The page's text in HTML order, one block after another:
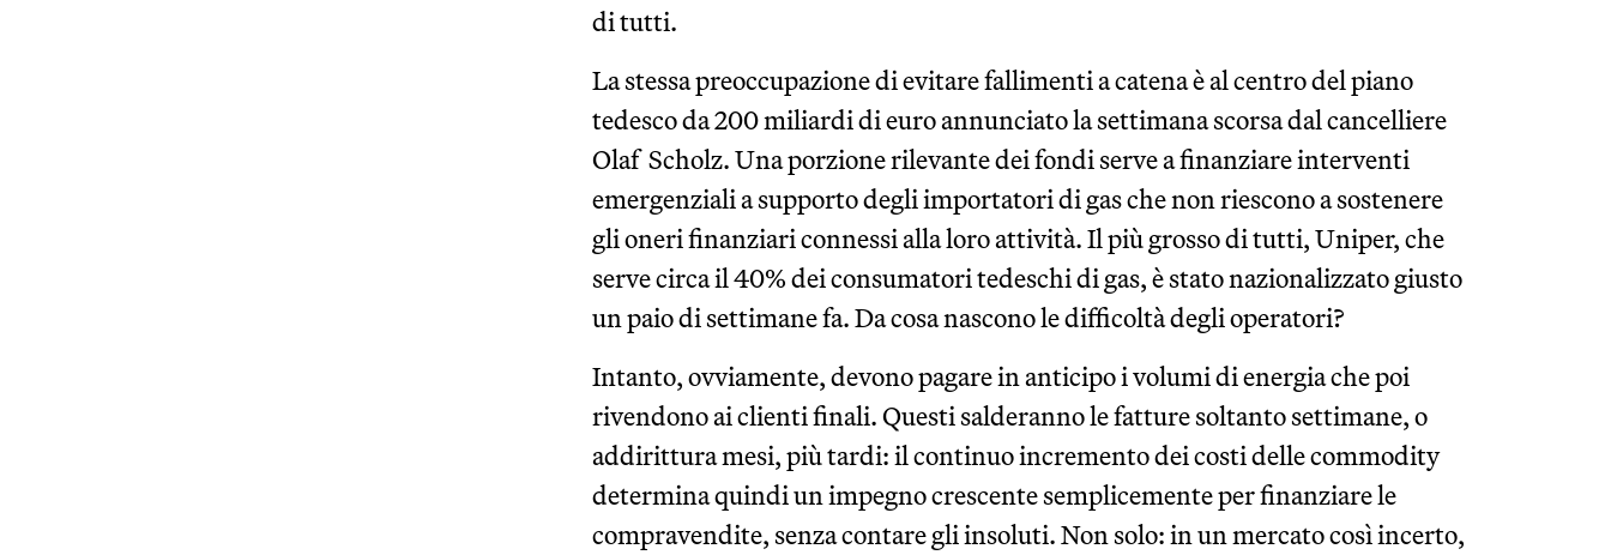
di tutti.
La stessa preoccupazione di evitare fallimenti a catena è al centro del piano
tedesco da 200 miliardi di euro annunciato la settimana scorsa dal cancelliere
Olaf Scholz. Una porzione rilevante dei fondi serve a finanziare interventi
emergenziali a supporto degli importatori di gas che non riescono a sostenere
gli oneri finanziari connessi alla loro attività. Il più grosso di tutti, Uniper, che
serve circa il 40% dei consumatori tedeschi di gas, è stato nazionalizzato giusto
un paio di settimane fa. Da cosa nascono le difficoltà degli operatori?
Intanto, ovviamente, devono pagare in anticipo i volumi di energia che poi
rivendono ai clienti finali. Questi salderanno le fatture soltanto settimane, o
addirittura mesi, più tardi: il continuo incremento dei costi delle commodity
determina quindi un impegno crescente semplicemente per finanziare le
compravendite, senza contare gli insoluti. Non solo: in un mercato così incerto,